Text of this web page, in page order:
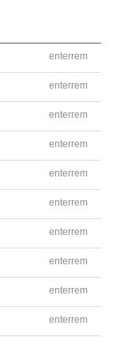
enterrem
enterrem
enterrem
enterrem
enterrem
enterrem
enterrem
enterrem
enterrem
enterrem